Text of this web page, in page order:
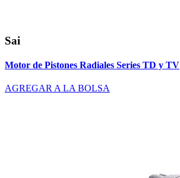
Sai
Motor de Pistones Radiales Series TD y TV
AGREGAR A LA BOLSA